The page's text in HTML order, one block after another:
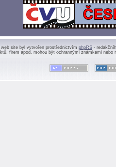
web site byl vytvořen prostřednictvím phpRS -
firem apod. mohou být ochrannými známkami